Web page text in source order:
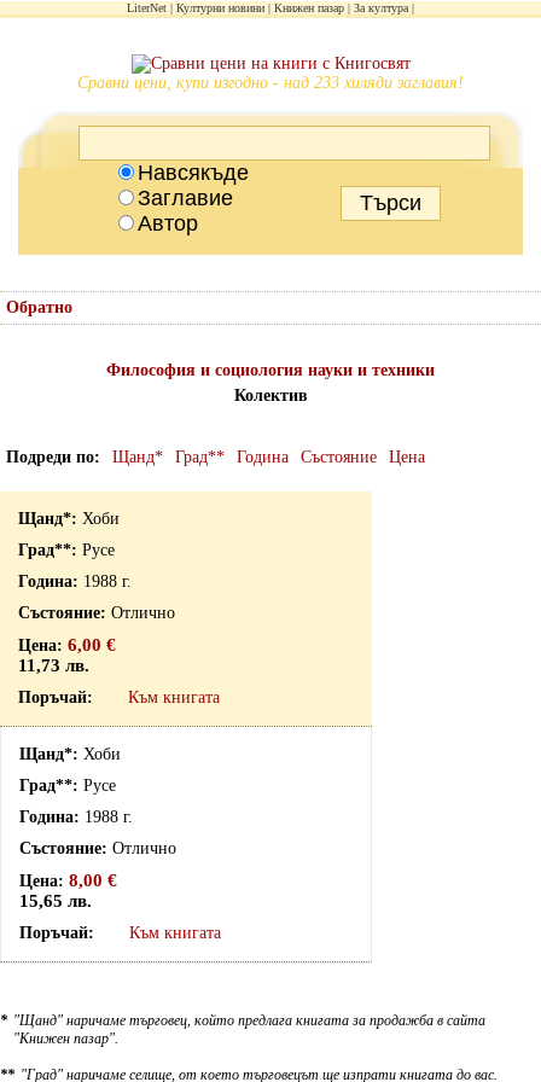
LiterNet Културни новини Книжен пазар За култура
Сравни цени, купи изгодно - над 233 хиляди заглавия!
Навсякъде
Заглавие
Автор
Обратно
Философия и социология науки и техники
Колектив
Подреди по Щанд* Град** Година Състояние Цена
Хоби
Русе
1988 г.
Отлично
6,00 €
11,73 лв.
Към книгата
Хоби
Русе
1988 г.
Отлично
8,00 €
15,65 лв.
Към книгата
* "Щанд" наричаме търговец, който предлага книгата за продажба в сайта
"Книжен пазар".
** "Град" наричаме селище, от което търговецът ще изпрати книгата до вас.